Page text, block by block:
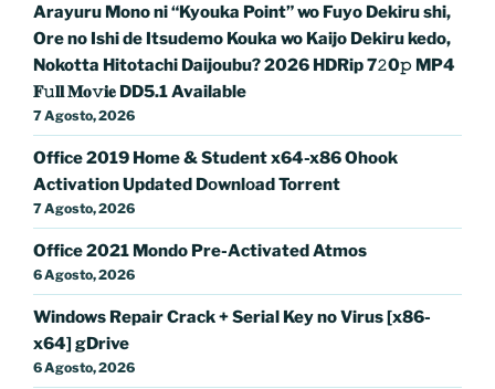
Arayuru Mono ni “Kyouka Point” wo Fuyo Dekiru shi,
Ore no Ishi de Itsudemo Kouka wo Kaijo Dekiru kedo,
Nokotta Hitotachi Daijoubu? 2026 HDRip 7𝟸0𝚙 MP4
𝐅𝚞𝐥𝐥 𝐌𝐨𝚟𝐢𝐞 DD5.1 Available
7 Agosto, 2026
Office 2019 Home & Student x64-x86 Ohook
Activation Updated Dоwnlоad Torrent
7 Agosto, 2026
Office 2021 Mondo Pre-Activated Atmos
6 Agosto, 2026
Windows Repair Crack + Serial Key no Virus [x86-
x64] gDrive
6 Agosto, 2026